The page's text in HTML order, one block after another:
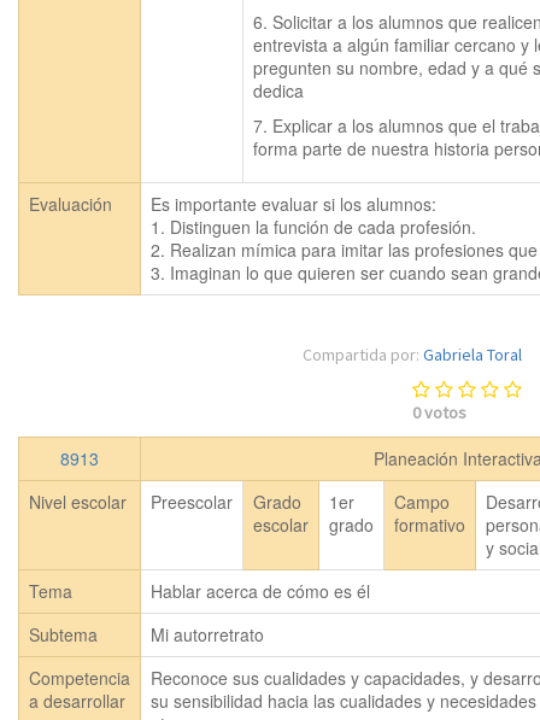
6. Solicitar a los alumnos que
entrevista a algún familiar cercano y
pregunten su nombre, edad y a qué
dedica
7. Explicar a los alumnos que el
forma parte de nuestra historia
Evaluación
Es importante evaluar si los alumnos:
1. Distinguen la función de cada profesión.
2. Realizan mímica para imitar las profesiones
3. Imaginan lo que quieren ser cuando sean
Compartida por: Gabriela Toral
0votos
8913
Planeación
Nivel escolar
Preescolar
Grado
escolar
1er
grado
Campo
formativo
y
Tema
Hablar acerca de cómo es él
Subtema
Mi autorretrato
Competencia
a desarrollar
Reconoce sus cualidades y capacidades, y
su sensibilidad hacia las cualidades y